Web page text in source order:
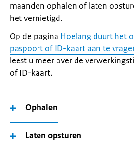
maanden ophalen of laten
het vernietigd.
Op de pagina Hoelang duurt het
paspoort of ID-kaart aan te
leest u meer over de
of ID-kaart.
Ophalen
Laten opsturen